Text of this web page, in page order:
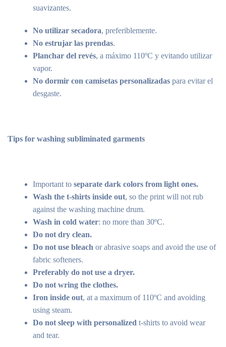
suavizantes.
No utilizar secadora, preferiblemente.
No estrujar las prendas.
Planchar del revés, a máximo 110ºC y evitando utilizar
vapor.
No dormir con camisetas personalizadas para evitar el
desgaste.
Tips for washing subliminated garments
Important to separate dark colors from light ones.
Wash the t-shirts inside out, so the print will not rub
against the washing machine drum.
Wash in cold water: no more than 30ºC.
Do not dry clean.
Do not use bleach or abrasive soaps and avoid the use of
fabric softeners.
Preferably do not use a dryer.
Do not wring the clothes.
Iron inside out, at a maximum of 110ºC and avoiding
using steam.
Do not sleep with personalized t-shirts to avoid wear
and tear.